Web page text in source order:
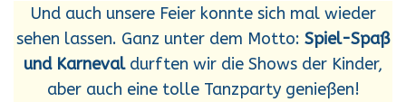
Und auch unsere Feier konnte sich mal wieder
sehen lassen. Ganz unter dem Motto: Spiel-Spaß
und Karnevaldurften wir die Shows der Kinder,
aber auch eine tolle Tanzparty genießen!